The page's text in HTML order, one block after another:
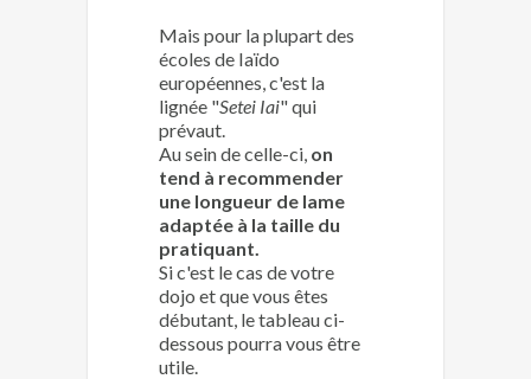
Mais pour la plupart des
écoles de Iaïdo
européennes, c'est la
lignée "Setei Iai" qui
prévaut.
Au sein de celle-ci, on
tend à recommender
une longueur de lame
adaptée à la taille du
pratiquant.
Si c'est le cas de votre
dojo et que vous êtes
débutant, le tableau ci-
dessous pourra vous être
utile.